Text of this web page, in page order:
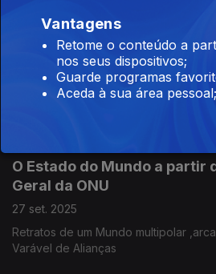
Oa 115 anos da República
dentro
04 out. 2025
O Estado do Mundo a partir
Geral da ONU
27 set. 2025
Retratos de um Mundo multipolar
Varável de Alianças
Vantagens
Retome o conteúdo a
nos seus dispositivos;
Guarde programas
Aceda à sua área pessoal;